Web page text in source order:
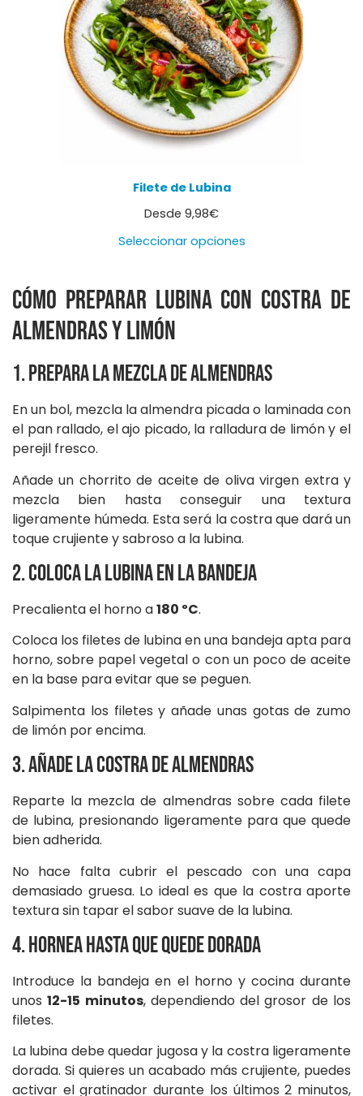
Filete de Lubina
Desde 9,98€
Seleccionar opciones
Cómo preparar lubina con costra de
almendras y limón
1. Prepara la mezcla de almendras
En un bol, mezcla la almendra picada o laminada con
el pan rallado, el ajo picado, la ralladura de limón y el
perejil fresco.
Añade un chorrito de aceite de oliva virgen extra y
mezcla bien hasta conseguir una textura
ligeramente húmeda. Esta será la costra que dará un
toque crujiente y sabroso a la lubina.
2. Coloca la lubina en la bandeja
Precalienta el horno a180 ºC.
Coloca los filetes de lubina en una bandeja apta para
horno, sobre papel vegetal o con un poco de aceite
en la base para evitar que se peguen.
Salpimenta los filetes y añade unas gotas de zumo
de limón por encima.
3. Añade la costra de almendras
Reparte la mezcla de almendras sobre cada filete
de lubina, presionando ligeramente para que quede
bien adherida.
No hace falta cubrir el pescado con una capa
demasiado gruesa. Lo ideal es que la costra aporte
textura sin tapar el sabor suave de la lubina.
4. Hornea hasta que quede dorada
Introduce la bandeja en el horno y cocina durante
unos12-15 minutos, dependiendo del grosor de los
filetes.
La lubina debe quedar jugosa y la costra ligeramente
dorada. Si quieres un acabado más crujiente, puedes
activar el gratinador durante los últimos 2 minutos,